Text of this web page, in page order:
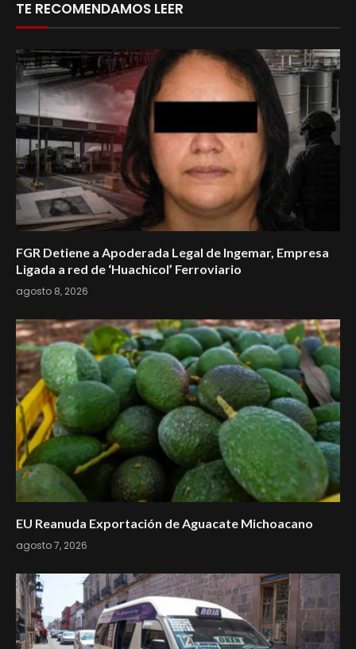
TE RECOMENDAMOS LEER
FGR Detiene a Apoderada Legal de Ingemar, Empresa
Ligada a red de ‘Huachicol’ Ferroviario
agosto 8, 2026
EU Reanuda Exportación de Aguacate Michoacano
agosto 7, 2026